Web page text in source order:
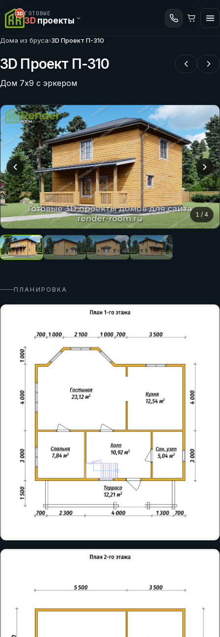
ГОТОВЫЕ
3Dпроекты
Дома из бруса›3D Проект П-310
3D Проект П-310
Дом 7х9 с эркером
1 / 4
ПЛАНИРОВКА